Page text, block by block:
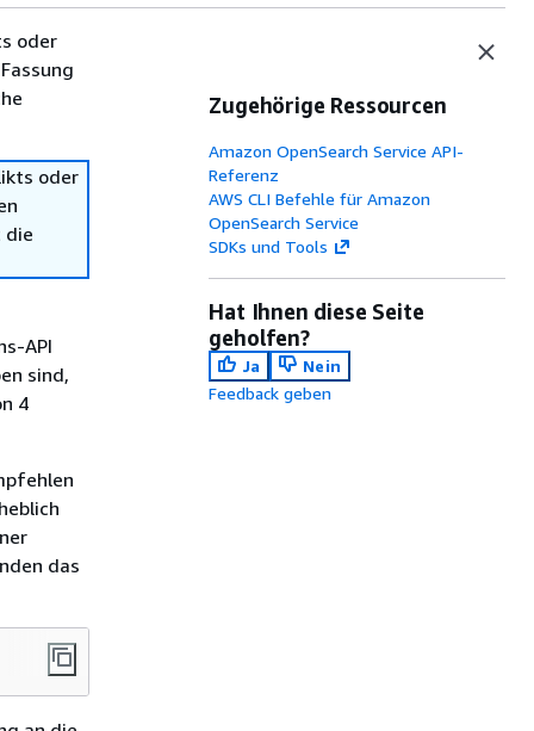
oder
oder
die
API
sind,
4
das
Zugehörige Ressourcen
Amazon OpenSearch Service API-
Referenz
AWS CLI Befehle für Amazon
OpenSearch Service
SDKs und Tools
Hat Ihnen diese Seite
geholfen?
Ja
Nein
Feedback geben